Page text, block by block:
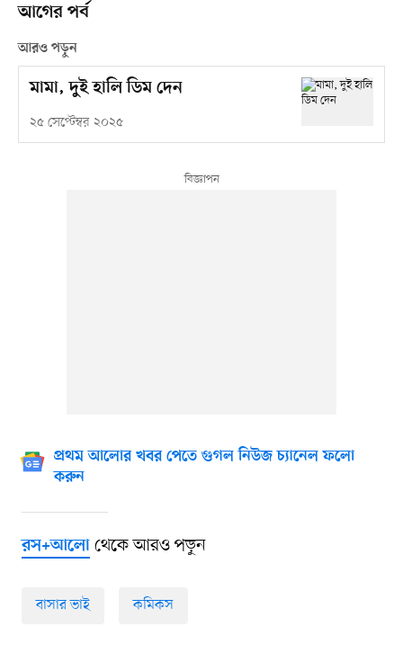
আগের পর্ব
আরও পড়ুন
মামা, দুই হালি ডিম দেন
২৫ সেপ্টেম্বর ২০২৫
প্রথম আলোর খবর পেতে গুগল নিউজ চ্যানেল ফলো
করুন
রস+আলোথেকে আরও পড়ুন
বাসার ভাই কমিকস